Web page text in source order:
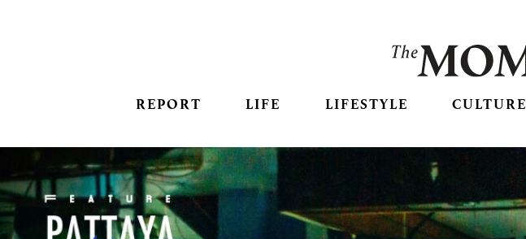
REPORT LIFE LIFESTYLE CULTURE